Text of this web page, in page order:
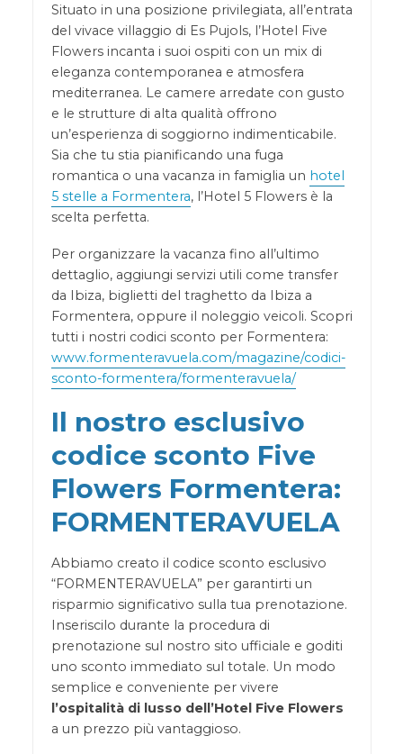
Situato in una posizione privilegiata, all’entrata
del vivace villaggio di Es Pujols, l’Hotel Five
Flowers incanta i suoi ospiti con un mix di
eleganza contemporanea e atmosfera
mediterranea. Le camere arredate con gusto
e le strutture di alta qualità offrono
un’esperienza di soggiorno indimenticabile.
Sia che tu stia pianificando una fuga
romantica o una vacanza in famiglia un hotel
5 stelle a Formentera, l’Hotel 5 Flowers è la
scelta perfetta.
Per organizzare la vacanza fino all’ultimo
dettaglio, aggiungi servizi utili come transfer
da Ibiza, biglietti del traghetto da Ibiza a
Formentera, oppure il noleggio veicoli. Scopri
tutti i nostri codici sconto per Formentera:
www.formenteravuela.com/magazine/codici-
sconto-formentera/formenteravuela/
Il nostro esclusivo
codice sconto Five
Flowers Formentera:
FORMENTERAVUELA
Abbiamo creato il codice sconto esclusivo
“FORMENTERAVUELA” per garantirti un
risparmio significativo sulla tua prenotazione.
Inseriscilo durante la procedura di
prenotazione sul nostro sito ufficiale e goditi
uno sconto immediato sul totale. Un modo
semplice e conveniente per vivere
l’ospitalità di lusso dell’Hotel Five Flowers
a un prezzo più vantaggioso.